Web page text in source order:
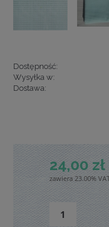
Dostępność:
Wysyłka w:
Dostawa:
Cena nie zawiera
24,00 zł
zawiera 23.00%